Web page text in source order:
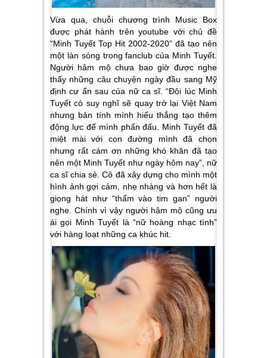
Vừa qua, chuỗi chương trình Music Box
được phát hành trên youtube với chủ đề
“Minh Tuyết Top Hit 2002-2020” đã tạo nên
một làn sóng trong fanclub của Minh Tuyết.
Người hâm mộ chưa bao giờ được nghe
thấy những câu chuyện ngày đầu sang Mỹ
định cư ẩn sau của nữ ca sĩ.“Đôi lúc Minh
Tuyết có suy nghĩ sẽ quay trở lại Việt Nam
nhưng bản tính mình hiếu thắng tạo thêm
động lực để mình phấn đấu. Minh Tuyết đã
miệt mài với con đường mình đã chọn
nhưng rất cám ơn những khó khăn đã tạo
nên một Minh Tuyết như ngày hôm nay”, nữ
ca sĩ chia sẻ. Cô đã xây dựng cho mình một
hình ảnh gợi cảm, nhẹ nhàng và hơn hết là
giọng hát như “thấm vào tim gan” người
nghe. Chính vì vậy người hâm mộ cũng ưu
ái gọi Minh Tuyết là “nữ hoàng nhạc tình”
với hàng loạt những ca khúc hit.